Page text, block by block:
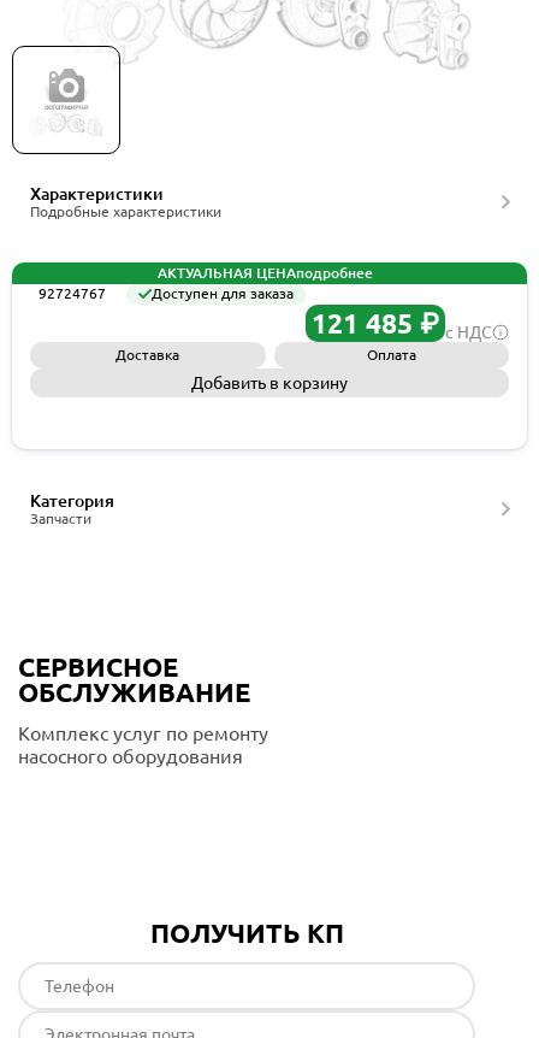
Характеристики
Подробные характеристики
АКТУАЛЬНАЯ ЦЕНАподробнее
92724767
Доступен для заказа
121 485 ₽ с НДС
Доставка Оплата
Добавить в корзину
Запчасти
Категория
СЕРВИСНОЕ
ОБСЛУЖИВАНИЕ
Комплекс услуг по ремонту
насосного оборудования
ПОЛУЧИТЬ КП